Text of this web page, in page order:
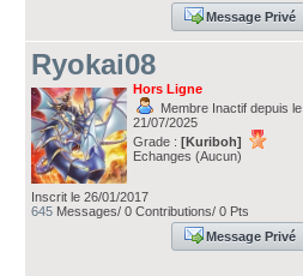
Message Privé
Ryokai08
Hors Ligne
Membre Inactif depuis le
21/07/2025
Grade : [Kuriboh]
Echanges (Aucun)
Inscrit le 26/01/2017
645 Messages/ 0 Contributions/ 0 Pts
Message Privé